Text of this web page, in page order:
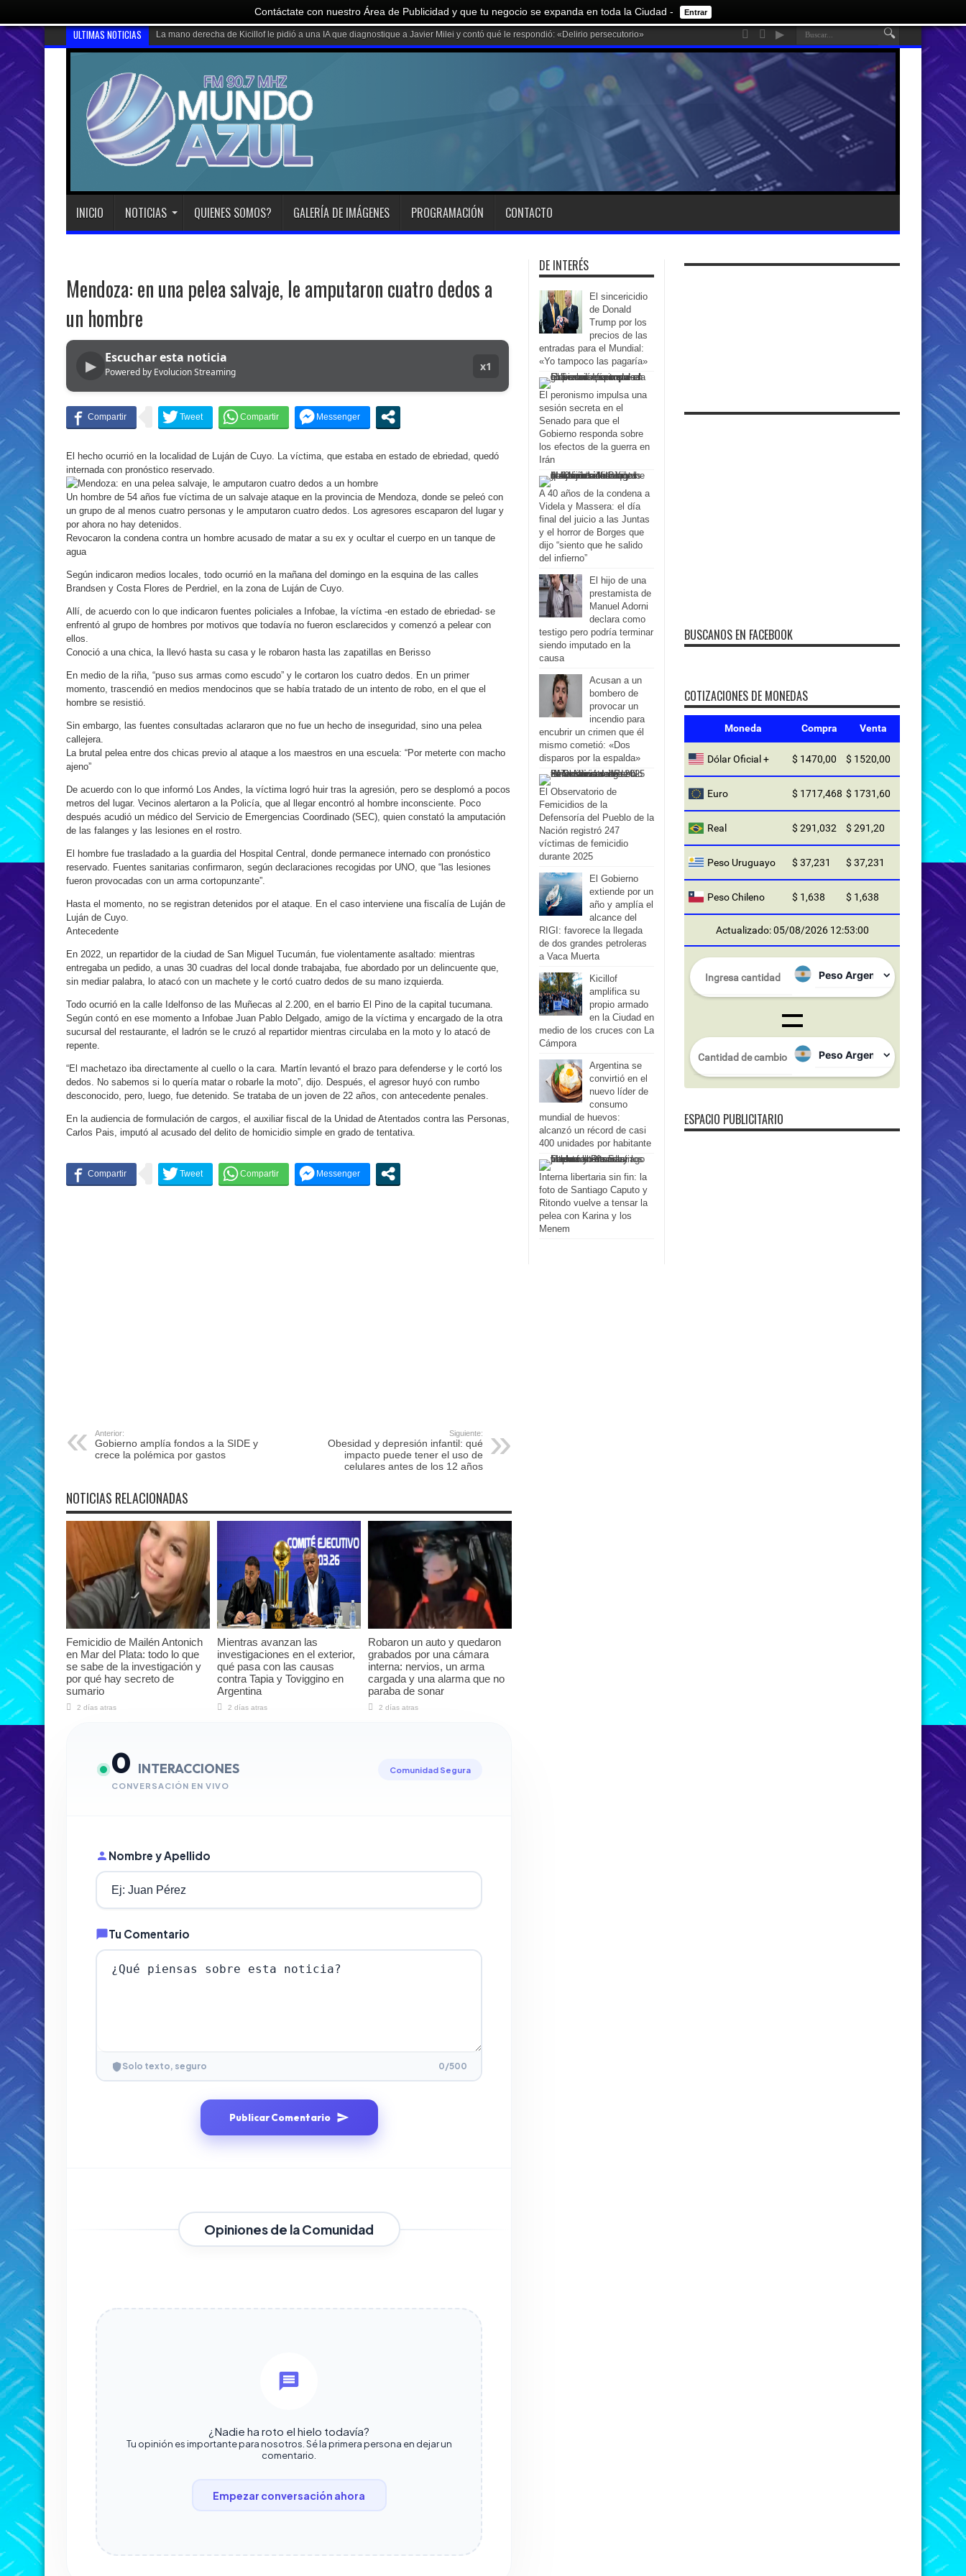
Contáctate con nuestro Área de Publicidad y que tu negocio se expanda en toda la Ciudad - Entrar
ULTIMAS NOTICIAS Avanza el p
INICIO NOTICIAS QUIENES SOMOS? GALERÍA DE IMÁGENES PROGRAMACIÓN CONTACTO
Mendoza: en una pelea salvaje, le amputaron cuatro dedos a
un hombre
▶
Escuchar esta noticia
Powered by Evolucion Streaming x1
El hecho ocurrió en la localidad de Luján de Cuyo. La víctima, que estaba en estado de ebriedad, quedó
internada con pronóstico reservado.
Un hombre de 54 años fue víctima de un salvaje ataque en la provincia de Mendoza, donde se peleó con
un grupo de al menos cuatro personas y le amputaron cuatro dedos. Los agresores escaparon del lugar y
por ahora no hay detenidos.
Revocaron la condena contra un hombre acusado de matar a su ex y ocultar el cuerpo en un tanque de
agua
Según indicaron medios locales, todo ocurrió en la mañana del domingo en la esquina de las calles
Brandsen y Costa Flores de Perdriel, en la zona de Luján de Cuyo.
Allí, de acuerdo con lo que indicaron fuentes policiales a Infobae, la víctima -en estado de ebriedad- se
enfrentó al grupo de hombres por motivos que todavía no fueron esclarecidos y comenzó a pelear con
ellos.
Conoció a una chica, la llevó hasta su casa y le robaron hasta las zapatillas en Berisso
En medio de la riña, “puso sus armas como escudo” y le cortaron los cuatro dedos. En un primer
momento, trascendió en medios mendocinos que se había tratado de un intento de robo, en el que el
hombre se resistió.
Sin embargo, las fuentes consultadas aclararon que no fue un hecho de inseguridad, sino una pelea
callejera.
La brutal pelea entre dos chicas previo al ataque a los maestros en una escuela: “Por meterte con macho
ajeno”
De acuerdo con lo que informó Los Andes, la víctima logró huir tras la agresión, pero se desplomó a pocos
metros del lugar. Vecinos alertaron a la Policía, que al llegar encontró al hombre inconsciente. Poco
después acudió un médico del Servicio de Emergencias Coordinado (SEC), quien constató la amputación
de las falanges y las lesiones en el rostro.
El hombre fue trasladado a la guardia del Hospital Central, donde permanece internado con pronóstico
reservado. Fuentes sanitarias confirmaron, según declaraciones recogidas por UNO, que “las lesiones
fueron provocadas con un arma cortopunzante”.
Hasta el momento, no se registran detenidos por el ataque. En el caso interviene una fiscalía de Luján de
Luján de Cuyo.
Antecedente
En 2022, un repartidor de la ciudad de San Miguel Tucumán, fue violentamente asaltado: mientras
entregaba un pedido, a unas 30 cuadras del local donde trabajaba, fue abordado por un delincuente que,
sin mediar palabra, lo atacó con un machete y le cortó cuatro dedos de su mano izquierda.
Todo ocurrió en la calle Idelfonso de las Muñecas al 2.200, en el barrio El Pino de la capital tucumana.
Según contó en ese momento a Infobae Juan Pablo Delgado, amigo de la víctima y encargado de la otra
sucursal del restaurante, el ladrón se le cruzó al repartidor mientras circulaba en la moto y lo atacó de
repente.
“El machetazo iba directamente al cuello o la cara. Martín levantó el brazo para defenderse y le cortó los
dedos. No sabemos si lo quería matar o robarle la moto”, dijo. Después, el agresor huyó con rumbo
desconocido, pero, luego, fue detenido. Se trataba de un joven de 22 años, con antecedente penales.
En la audiencia de formulación de cargos, el auxiliar fiscal de la Unidad de Atentados contra las Personas,
Carlos Pais, imputó al acusado del delito de homicidio simple en grado de tentativa.
Anterior:
Gobierno amplía fondos a la SIDE y
crece la polémica por gastos
Siguiente:
Obesidad y depresión infantil: qué
impacto puede tener el uso de
celulares antes de los 12 años
NOTICIAS RELACIONADAS
Femicidio de Mailén Antonich
en Mar del Plata: todo lo que
se sabe de la investigación y
por qué hay secreto de
sumario
2 días atras
Mientras avanzan las
investigaciones en el exterior,
qué pasa con las causas
contra Tapia y Toviggino en
Argentina
2 días atras
Robaron un auto y quedaron
grabados por una cámara
interna: nervios, un arma
cargada y una alarma que no
paraba de sonar
2 días atras
0 INTERACCIONES
CONVERSACIÓN EN VIVO
Comunidad Segura
Nombre y Apellido
Tu Comentario
Solo texto, seguro 0/500
Publicar Comentario
Opiniones de la Comunidad
¿Nadie ha roto el hielo todavía?
Tu opinión es importante para nosotros. Sé la primera persona en dejar un
comentario.
Empezar conversación ahora
DE INTERÉS
El sincericidio
de Donald
Trump por los
precios de las
entradas para el Mundial:
«Yo tampoco las pagaría»
El peronismo impulsa una
sesión secreta en el
Senado para que el
Gobierno responda sobre
los efectos de la guerra en
Irán
A 40 años de la condena a
Videla y Massera: el día
final del juicio a las Juntas
y el horror de Borges que
dijo “siento que he salido
del infierno”
El hijo de una
prestamista de
Manuel Adorni
declara como
testigo pero podría terminar
siendo imputado en la
causa
Acusan a un
bombero de
provocar un
incendio para
encubrir un crimen que él
mismo cometió: «Dos
disparos por la espalda»
El Observatorio de
Femicidios de la
Defensoría del Pueblo de la
Nación registró 247
víctimas de femicidio
durante 2025
El Gobierno
extiende por un
año y amplía el
alcance del
RIGI: favorece la llegada
de dos grandes petroleras
a Vaca Muerta
Kicillof
amplifica su
propio armado
en la Ciudad en
medio de los cruces con La
Cámpora
Argentina se
convirtió en el
nuevo líder de
consumo
mundial de huevos:
alcanzó un récord de casi
400 unidades por habitante
Interna libertaria sin fin: la
foto de Santiago Caputo y
Ritondo vuelve a tensar la
pelea con Karina y los
Menem
BUSCANOS EN FACEBOOK
COTIZACIONES DE MONEDAS
Moneda Compra Venta
Dólar Oficial + $ 1470,00 $ 1520,00
Euro $ 1717,468 $ 1731,60
Real $ 291,032 $ 291,20
Peso Uruguayo $ 37,231 $ 37,231
Peso Chileno $ 1,638 $ 1,638
Actualizado: 05/08/2026 12:53:00
ESPACIO PUBLICITARIO